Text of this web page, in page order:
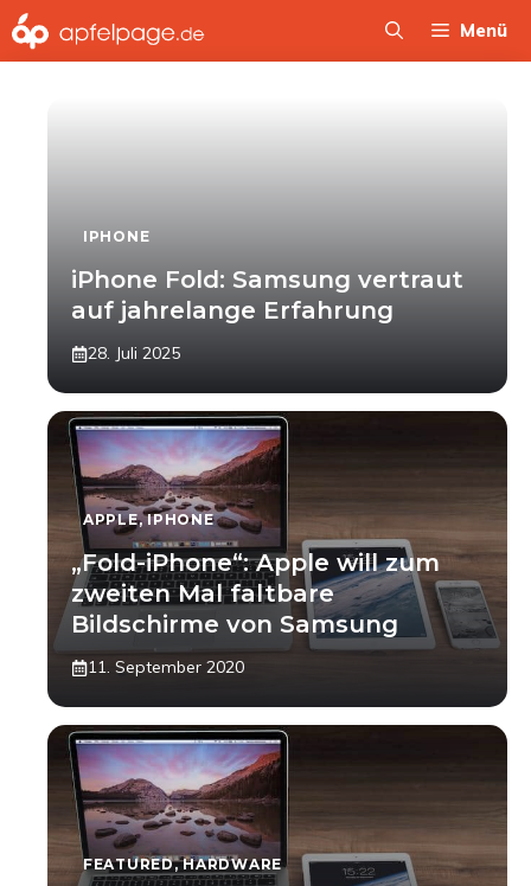
Zum
Inhalt
Menü
IPHONE
iPhone Fold: Samsung vertraut
auf jahrelange Erfahrung
28. Juli 2025
APPLE,IPHONE
„Fold-iPhone“: Apple will zum
zweiten Mal faltbare
Bildschirme von Samsung
11. September 2020
FEATURED,HARDWARE